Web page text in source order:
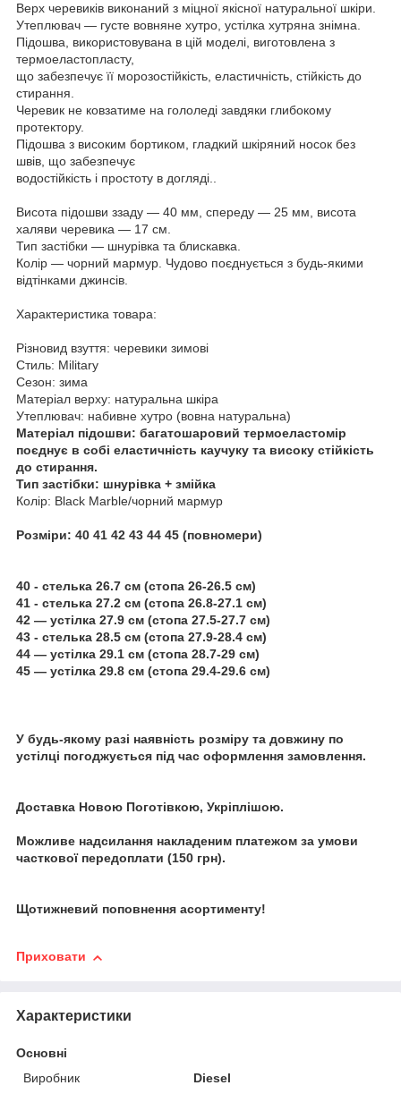
Верх черевиків виконаний з міцної якісної натуральної шкіри.
Утеплювач — густе вовняне хутро, устілка хутряна знімна.
Підошва, використовувана в цій моделі, виготовлена з
термоеластопласту,
що забезпечує її морозостійкість, еластичність, стійкість до
стирання.
Черевик не ковзатиме на гололеді завдяки глибокому
протектору.
Підошва з високим бортиком, гладкий шкіряний носок без
швів, що забезпечує
водостійкість і простоту в догляді..
Висота підошви ззаду — 40 мм, спереду — 25 мм, висота
халяви черевика — 17 см.
Тип застібки — шнурівка та блискавка.
Колір — чорний мармур. Чудово поєднується з будь-якими
відтінками джинсів.
Характеристика товара:
Різновид взуття: черевики зимові
Стиль: Military
Сезон: зима
Матеріал верху: натуральна шкіра
Утеплювач: набивне хутро (вовна натуральна)
Матеріал підошви: багатошаровий термоеластомір
поєднує в собі еластичність каучуку та високу стійкість
до стирання.
Тип застібки: шнурівка + змійка
Колір: Black Marble/чорний мармур
Розміри: 40 41 42 43 44 45 (повномери)
40 - стелька 26.7 см (стопа 26-26.5 см)
41 - стелька 27.2 см (стопа 26.8-27.1 см)
42 — устілка 27.9 см (стопа 27.5-27.7 см)
43 - стелька 28.5 см (стопа 27.9-28.4 см)
44 — устілка 29.1 см (стопа 28.7-29 см)
45 — устілка 29.8 см (стопа 29.4-29.6 см)
У будь-якому разі наявність розміру та довжину по
устілці погоджується під час оформлення замовлення.
Доставка Новою Поготівкою, Укріплішою.
Можливе надсилання накладеним платежом за умови
часткової передоплати (150 грн).
Щотижневий поповнення асортименту!
Приховати
Характеристики
Основні
Виробник
Diesel